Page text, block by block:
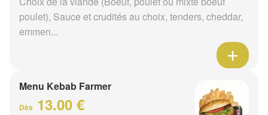
poulet), Sauce et crudités au choix, tenders, cheddar,
emmen...
Menu Kebab Farmer
Dès 13.00 €